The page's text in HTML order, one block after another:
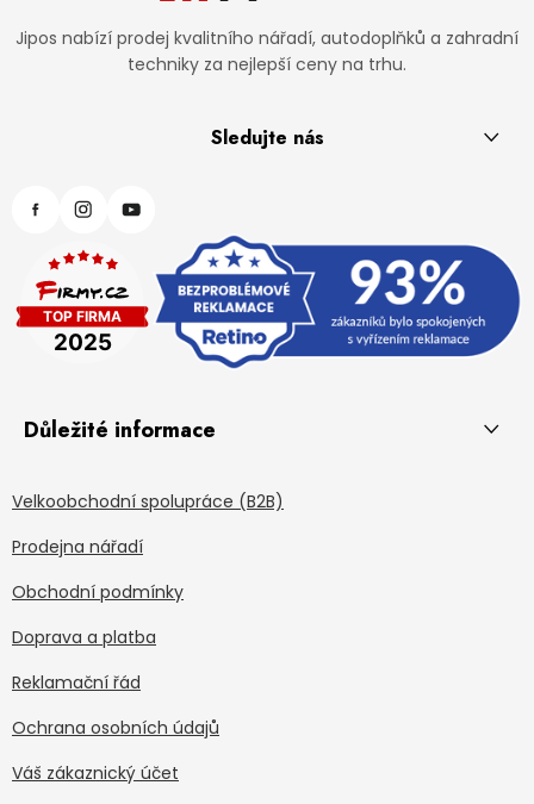
Jipos nabízí prodej kvalitního nářadí, autodoplňků a zahradní
techniky za nejlepší ceny na trhu.
Sledujte nás
Důležité informace
Velkoobchodní spolupráce (B2B)
Prodejna nářadí
Obchodní podmínky
Doprava a platba
Reklamační řád
Ochrana osobních údajů
Váš zákaznický účet